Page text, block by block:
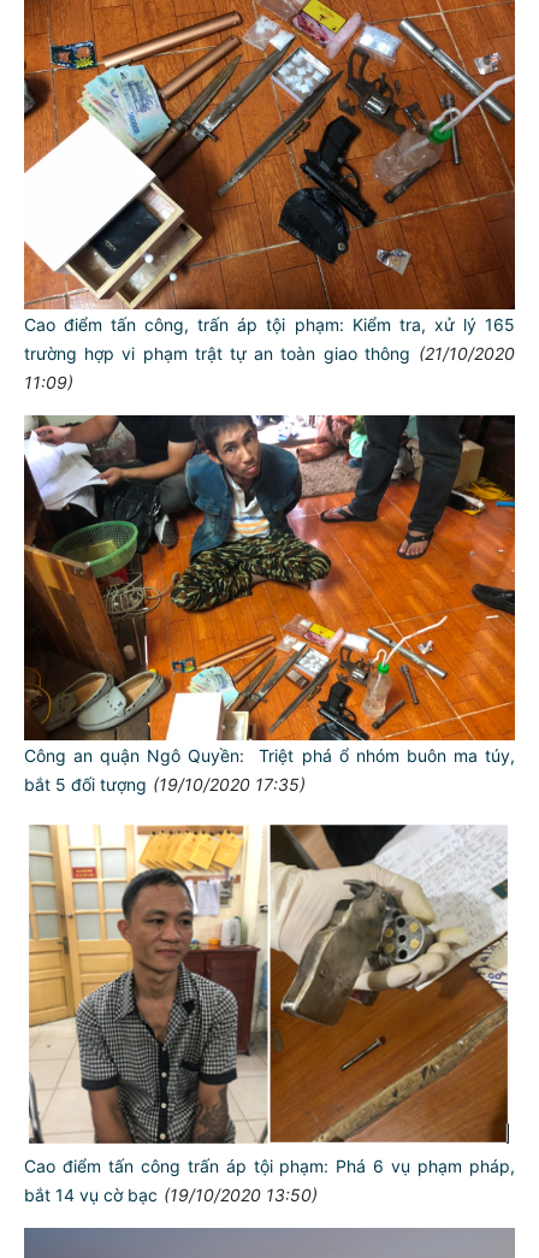
Cao điểm tấn công, trấn áp tội phạm: Kiểm tra, xử lý 165
trường hợp vi phạm trật tự an toàn giao thông (21/10/2020
11:09)
Công an quận Ngô Quyền: Triệt phá ổ nhóm buôn ma túy,
bắt 5 đối tượng (19/10/2020 17:35)
Cao điểm tấn công trấn áp tội phạm: Phá 6 vụ phạm pháp,
bắt 14 vụ cờ bạc (19/10/2020 13:50)